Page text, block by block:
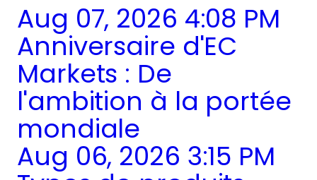
Aug 07, 2026 4:08 PM
Anniversaire d'EC
Markets : De
l'ambition à la portée
mondiale
Aug 06, 2026 3:15 PM